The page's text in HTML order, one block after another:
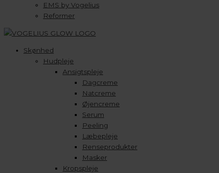
EMS by Vogelius
Reformer
Skønhed
Hudpleje
Ansigtspleje
Dagcreme
Natcreme
Øjencreme
Serum
Peeling
Læbepleje
Renseprodukter
Masker
Kropspleje